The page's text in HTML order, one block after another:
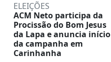
ELEIÇÕES
ACM Neto participa da
Procissão do Bom Jesus
da Lapa e anuncia início
da campanha em
Carinhanha